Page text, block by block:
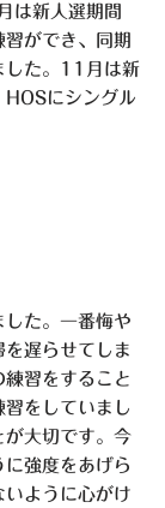
は新人選期間
ができ、同期
した。11月は新
HOSにシングル
た。一番悔や
遅らせてしま
習をすること
をしていまし
が大切です。今
強度をあげら
ように心がけ